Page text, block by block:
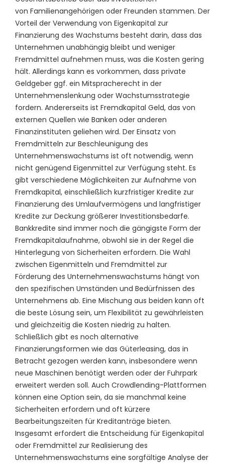
von Familienangehörigen oder Freunden stammen. Der
Vorteil der Verwendung von Eigenkapital zur
Finanzierung des Wachstums besteht darin, dass das
Unternehmen unabhängig bleibt und weniger
Fremdmittel aufnehmen muss, was die Kosten gering
hält. Allerdings kann es vorkommen, dass private
Geldgeber ggf. ein Mitspracherecht in der
Unternehmenslenkung oder Wachstumsstrategie
fordern. Andererseits ist Fremdkapital Geld, das von
externen Quellen wie Banken oder anderen
Finanzinstituten geliehen wird. Der Einsatz von
Fremdmitteln zur Beschleunigung des
Unternehmenswachstums ist oft notwendig, wenn
nicht genügend Eigenmittel zur Verfügung steht. Es
gibt verschiedene Möglichkeiten zur Aufnahme von
Fremdkapital, einschließlich kurzfristiger Kredite zur
Finanzierung des Umlaufvermögens und langfristiger
Kredite zur Deckung größerer Investitionsbedarfe.
Bankkredite sind immer noch die gängigste Form der
Fremdkapitalaufnahme, obwohl sie in der Regel die
Hinterlegung von Sicherheiten erfordern. Die Wahl
zwischen Eigenmitteln und Fremdmittel zur
Förderung des Unternehmenswachstums hängt von
den spezifischen Umständen und Bedürfnissen des
Unternehmens ab. Eine Mischung aus beiden kann oft
die beste Lösung sein, um Flexibilität zu gewährleisten
und gleichzeitig die Kosten niedrig zu halten.
Schließlich gibt es noch alternative
Finanzierungsformen wie das Güterleasing, das in
Betracht gezogen werden kann, insbesondere wenn
neue Maschinen benötigt werden oder der Fuhrpark
erweitert werden soll. Auch Crowdlending-Plattformen
können eine Option sein, da sie manchmal keine
Sicherheiten erfordern und oft kürzere
Bearbeitungszeiten für Kreditanträge bieten.
Insgesamt erfordert die Entscheidung für Eigenkapital
oder Fremdmittel zur Realisierung des
Unternehmenswachstums eine sorgfältige Analyse der